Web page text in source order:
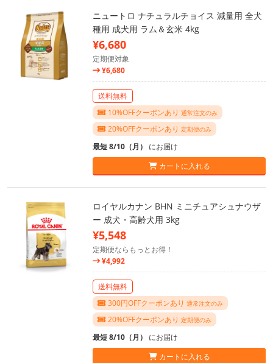
ニュートロ ナチュラルチョイス 減量用 全犬
種用 成犬用 ラム＆玄米 4kg
¥6,680
定期便対象
¥6,680
送料無料
10%OFFクーポンあり 通常注文のみ
20%OFFクーポンあり 定期便のみ
最短 8/10（月） にお届け
カートに入れる
ロイヤルカナン BHN ミニチュアシュナウザ
ー 成犬・高齢犬用 3kg
¥5,548
定期便ならもっとお得！
¥4,992
送料無料
300円OFFクーポンあり 通常注文のみ
20%OFFクーポンあり 定期便のみ
最短 8/10（月） にお届け
カートに入れる